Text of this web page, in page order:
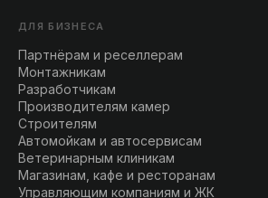
ДЛЯ БИЗНЕСА
Партнёрам и реселлерам
Монтажникам
Разработчикам
Производителям камер
Строителям
Автомойкам и автосервисам
Ветеринарным клиникам
Магазинам, кафе и ресторанам
Управляющим компаниям и ЖК